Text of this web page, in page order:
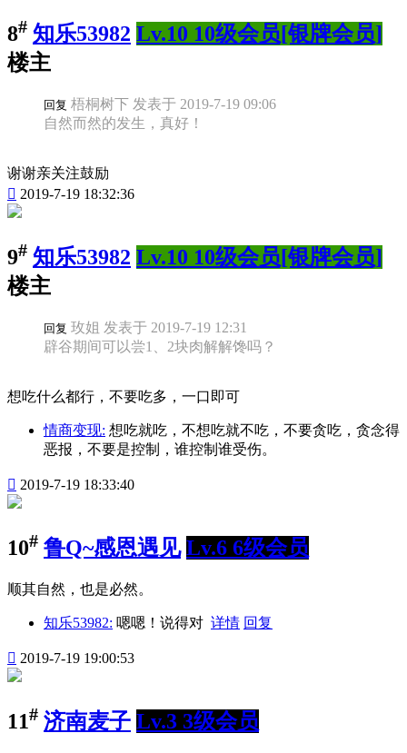
8# 知乐53982 Lv.10 10级会员[银牌会员]
楼主
回复 梧桐树下 发表于 2019-7-19 09:06
自然而然的发生，真好！
谢谢亲关注鼓励
 2019-7-19 18:32:36
9# 知乐53982 Lv.10 10级会员[银牌会员]
楼主
回复 玫姐 发表于 2019-7-19 12:31
辟谷期间可以尝1、2块肉解解馋吗？
想吃什么都行，不要吃多，一口即可
情商变现: 想吃就吃，不想吃就不吃，不要贪吃，贪念得
恶报，不要是控制，谁控制谁受伤。
 2019-7-19 18:33:40
10# 鲁Q~感恩遇见 Lv.6 6级会员
顺其自然，也是必然。
知乐53982: 嗯嗯！说得对 详情 回复
 2019-7-19 19:00:53
11# 济南麦子 Lv.3 3级会员